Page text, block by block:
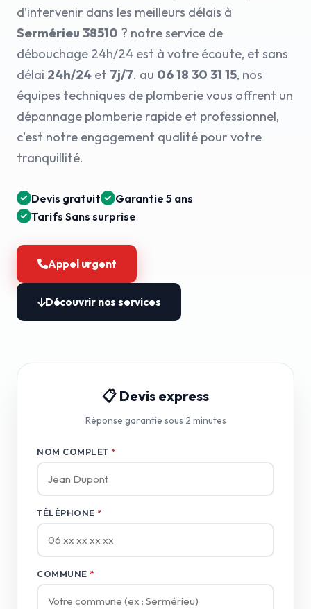
d’intervenir dans les meilleurs délais à
Sermérieu 38510 ? notre service de
débouchage 24h/24 est à votre écoute, et sans
délai 24h/24 et 7j/7. au 06 18 30 31 15, nos
équipes techniques de plomberie vous offrent un
dépannage plomberie rapide et professionnel,
c'est notre engagement qualité pour votre
tranquillité.
Devis gratuit
Garantie 5 ans
Tarifs Sans surprise
Appel urgent
Découvrir nos services
📋 Devis express
Réponse garantie sous 2 minutes
NOM COMPLET *
TÉLÉPHONE *
COMMUNE *